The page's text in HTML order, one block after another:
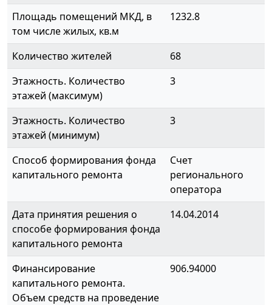
Площадь помещений МКД, в
том числе жилых, кв.м
1232.8
Количество жителей
68
Этажность. Количество
этажей (максимум)
3
Этажность. Количество
этажей (минимум)
3
Способ формирования фонда
капитального ремонта
Счет
регионального
оператора
Дата принятия решения о
способе формирования фонда
капитального ремонта
14.04.2014
Финансирование
капитального ремонта.
Объем средств на проведение
906.94000